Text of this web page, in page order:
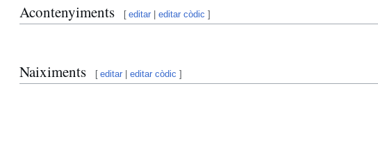
Acontenyiments [ editar |editar còdic ]
Naiximents [ editar |editar còdic ]